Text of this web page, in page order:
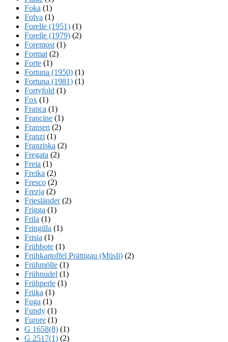
Foka (1)
Folva (1)
Forelle (1951) (1)
Forelle (1979) (2)
Foremost (1)
Format (2)
Forte (1)
Fortuna (1950) (1)
Fortuna (1981) (1)
Fortyfold (1)
Fox (1)
Franca (1)
Francine (1)
Fransen (2)
Franzi (1)
Franziska (2)
Fregata (2)
Freia (1)
Freika (2)
Fresco (2)
Frezja (2)
Friesländer(2)
Frigga (1)
Frila (1)
Fringilla (1)
Frisia (1)
Frühbote (1)
Frühkartoffel Prättigau (Müsli) (2)
Frühmölle (1)
Frühnudel (1)
Frühperle (1)
Früka (1)
Fuga (1)
Fundy (1)
Furore (1)
G 1658(8) (1)
G 2517(1) (2)